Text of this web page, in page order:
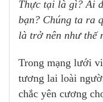
Thực tại là gì? Ai
bạn? Chúng ta ra
là trở nên như thế
Trong mạng lưới
tương lai loài
chắc yên cương